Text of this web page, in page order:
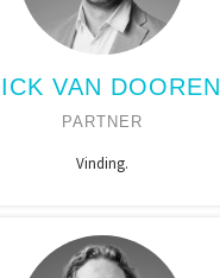
VAN DOOREN
PARTNER
Vinding.